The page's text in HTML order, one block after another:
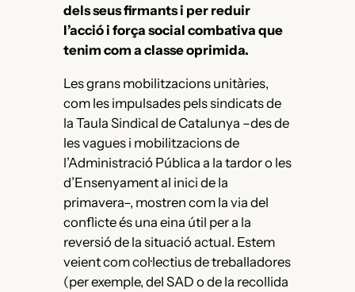
dels seus firmants i per reduir
l’acció i força social combativa que
tenim com a classe oprimida.
Les grans mobilitzacions unitàries,
com les impulsades pels sindicats de
la Taula Sindical de Catalunya –des de
les vagues i mobilitzacions de
l’Administració Pública a la tardor o les
d’Ensenyament al inici de la
primavera–, mostren com la via del
conflicte és una eina útil per a la
reversió de la situació actual. Estem
veient com col·lectius de treballadores
(per exemple, del SAD o de la recollida